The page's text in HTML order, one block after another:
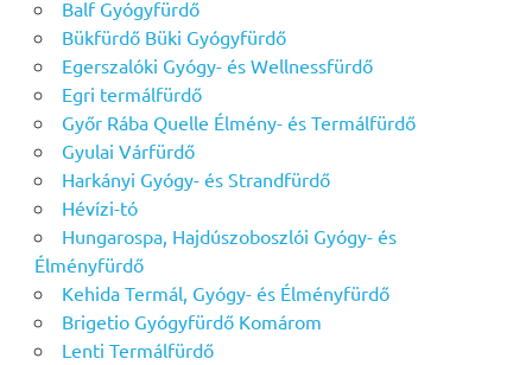
Balf Gyógyfürdő
Bükfürdő Büki Gyógyfürdő
Egerszalóki Gyógy- és Wellnessfürdő
Egri termálfürdő
Győr Rába Quelle Élmény- és Termálfürdő
Gyulai Várfürdő
Harkányi Gyógy- és Strandfürdő
Hévízi-tó
Hungarospa, Hajdúszoboszlói Gyógy- és
Élményfürdő
Kehida Termál, Gyógy- és Élményfürdő
Brigetio Gyógyfürdő Komárom
Lenti Termálfürdő